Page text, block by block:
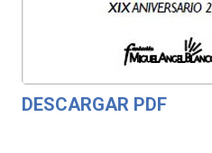
DESCARGAR PDF